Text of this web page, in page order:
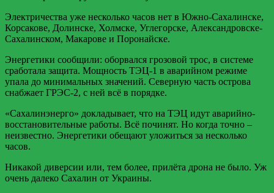
Электричества уже несколько часов нет в Южно-Сахалинске,
Корсакове, Долинске, Холмске, Углегорске, Александровске-
Сахалинском, Макарове и Поронайске.
Энергетики сообщили: оборвался грозовой трос, в системе
сработала защита. Мощность ТЭЦ-1 в аварийном режиме
упала до минимальных значений. Северную часть острова
снабжает ГРЭС-2, с ней всё в порядке.
«Сахалинэнерго» докладывает, что на ТЭЦ идут аварийно-
восстановительные работы. Всё починят. Но когда точно –
неизвестно. Энергетики обещают уложиться за несколько
часов.
Никакой диверсии или, тем более, прилёта дрона не было. Уж
очень далеко Сахалин от Украины.